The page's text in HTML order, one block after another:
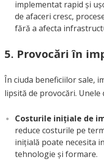
implementat rapid și
de afaceri cresc,
fără a afecta
5. Provocări în
În ciuda beneficiilor sale,
lipsită de provocări. Unele
Costurile inițiale de
reduce costurile pe
inițială poate necesita
tehnologie și formare.